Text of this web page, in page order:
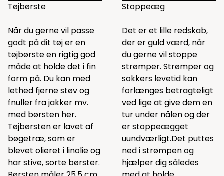
Tøjbørste
Når du gerne vil passe
godt på dit tøj er en
tøjbørste en rigtig god
måde at holde det i fin
form på. Du kan med
lethed fjerne støv og
fnuller fra jakker mv.
med børsten her.
Tøjbørsten er lavet af
bøgetræ, som er
blevet olieret i linolie og
har stive, sorte børster.
Stoppeæg
Det er et lille redskab,
der er guld værd, når
du gerne vil stoppe
strømper. Strømper og
sokkers levetid kan
forlænges betragteligt
ved lige at give dem en
tur under nålen og der
er stoppeægget
uundværligt.Det puttes
ned i strømpen og
hjælper dig således